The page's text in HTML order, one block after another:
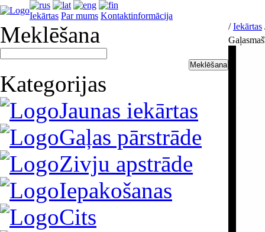
Iekārtas Par mums Kontaktinformācija
Meklēšana
Kategorijas
Jaunas iekārtas
Gaļas pārstrāde
Zivju apstrāde
Iepakošanas
Cits
/Iekārtas